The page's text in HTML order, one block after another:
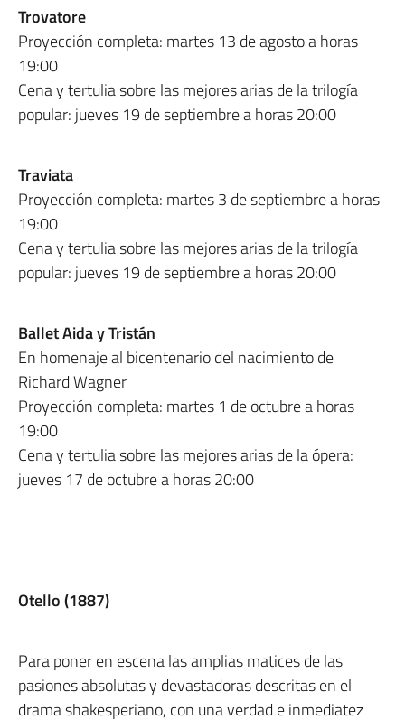
Trovatore
Proyección completa: martes 13 de agosto a horas
19:00
Cena y tertulia sobre las mejores arias de la trilogía
popular: jueves 19 de septiembre a horas 20:00
Traviata
Proyección completa: martes 3 de septiembre a horas
19:00
Cena y tertulia sobre las mejores arias de la trilogía
popular: jueves 19 de septiembre a horas 20:00
Ballet Aida y Tristán
En homenaje al bicentenario del nacimiento de
Richard Wagner
Proyección completa: martes 1 de octubre a horas
19:00
Cena y tertulia sobre las mejores arias de la ópera:
jueves 17 de octubre a horas 20:00
Otello (1887)
Para poner en escena las amplias matices de las
pasiones absolutas y devastadoras descritas en el
drama shakesperiano, con una verdad e inmediatez